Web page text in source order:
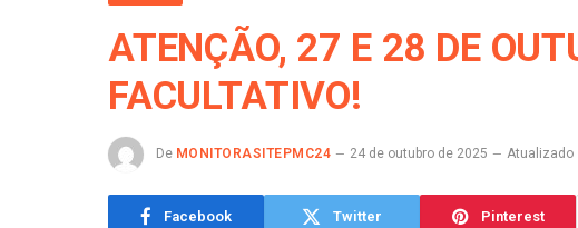
ATENÇÃO, 27 E 28 DE
FACULTATIVO!
De MONITORASITEPMC24 24 de outubro de 2025 Atualizado
Facebook Twitter Pinterest